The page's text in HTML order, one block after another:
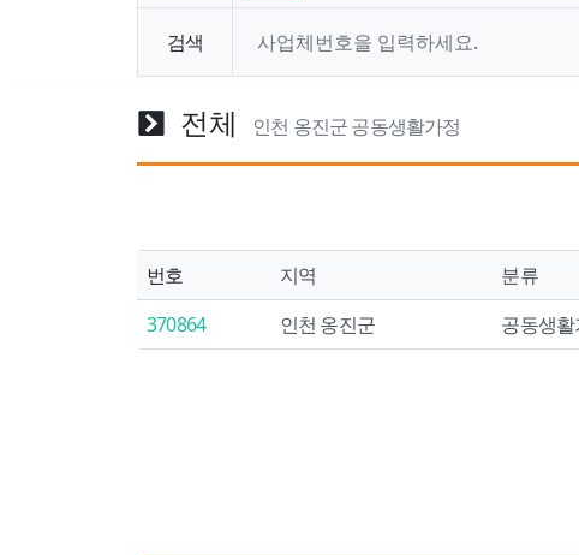
검색
전체 인천 옹진군 공동생활가정
번호 지역 분류
370864
인천 옹진군 공동생활